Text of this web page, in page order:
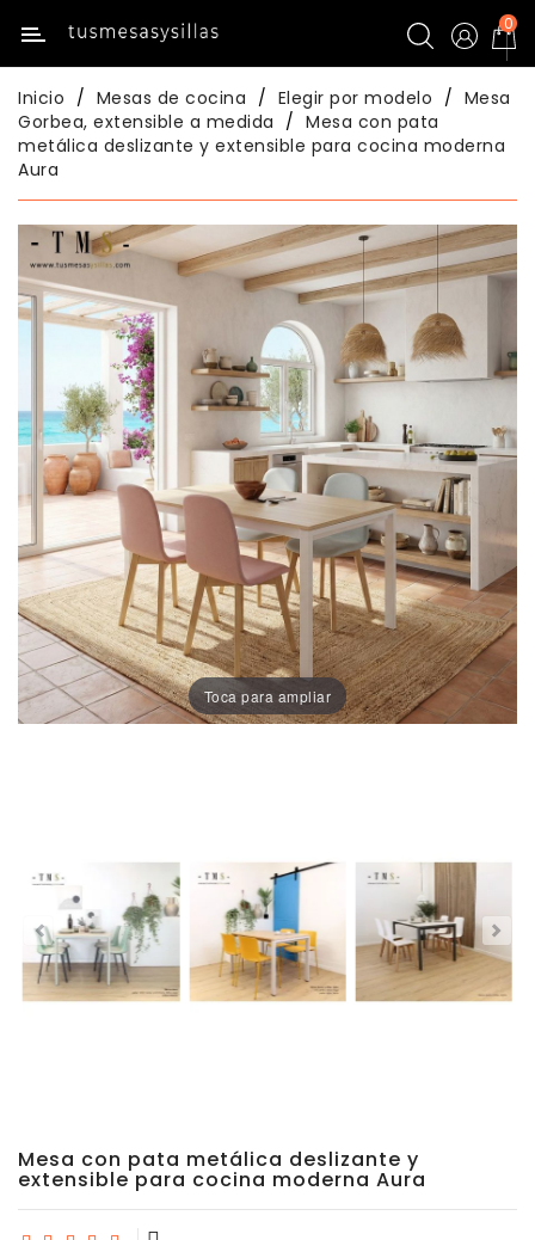
Categoría
Inicio
Mesas
Mesas
De
Cocina
Cocina
Mesas
Comedor
Sillas
Comedor
Porcelánico
Dekton
Exterior/jardín
0
Inicio Mesas de cocina Elegir por modelo
Mesa
Gorbea, extensible a medida
Mesa con pata
metálica deslizante y extensible para cocina moderna
Aura
Toca para ampliar
Mesa con pata metálica deslizante y
extensible para cocina moderna Aura